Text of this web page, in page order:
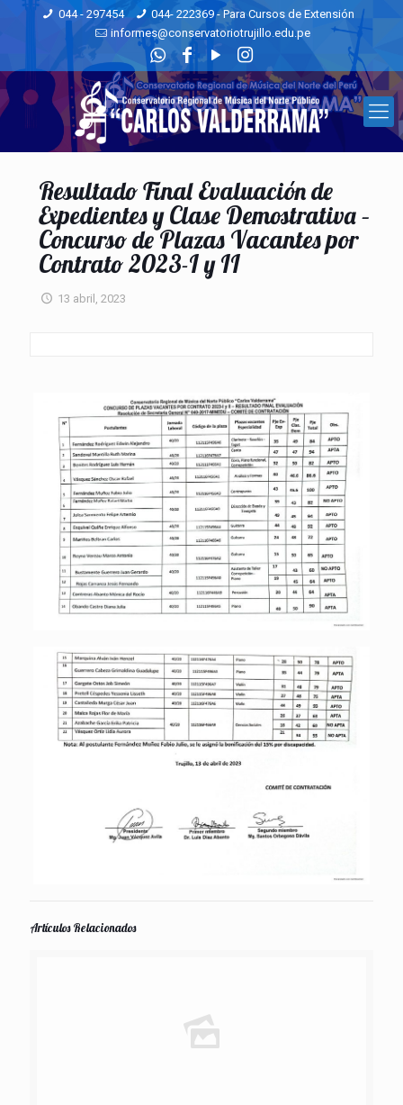
044 - 297454
044- 222369 - Para Cursos de Extensión
informes@conservatoriotrujillo.edu.pe
Resultado Final Evaluación de
Expedientes y Clase Demostrativa –
Concurso de Plazas Vacantes por
Contrato 2023-I y II
13 abril, 2023
Artículos Relacionados